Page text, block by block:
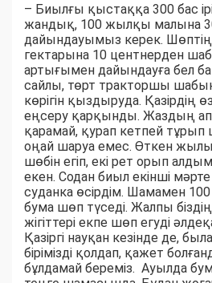
– Биылғы қыстаққа 300 бас
жандық, 100 жылқы малына
дайындауымыз керек.
гектарына 10 центнерден
артығымен дайындауға бел
сайлы, төрт тракторшы
көрігін қыздыруда. Қазірдің
еңсеру қарқынды. Жаздың
қарамай, қурап кетпей
оңай шаруа емес. Өткен жылы
шөбін егіп, екі рет орып
екен. Содан биыл екінші
суданка өсірдім. Шамамен
бума шөп түседі. Жалпы
жігіттері екпе шөп егуді
Қазіргі науқан кезінде де,
бірімізді қолдап, қажет
бұлдамай береміз. Ауылда